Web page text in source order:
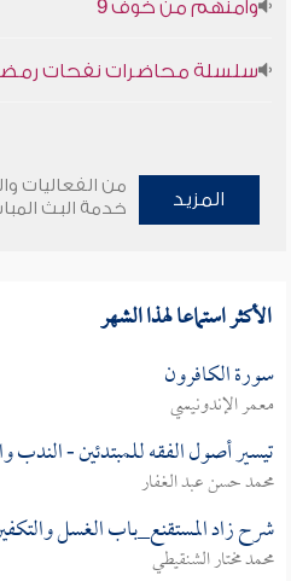
وأمنهم من خوف 9
سلسلة محاضرات نفحات رمضانية
المزيد
من الفعاليات
خدمة البث
الأكثر استماعا لهذا الشهر
سورة الكافرون
معمر الإندونيسي
تيسير أصول الفقه للمبتدئين - الندب
محمد حسن عبد الغفار
شرح زاد المستقنع_باب الغسل
محمد مختار الشنقيطي